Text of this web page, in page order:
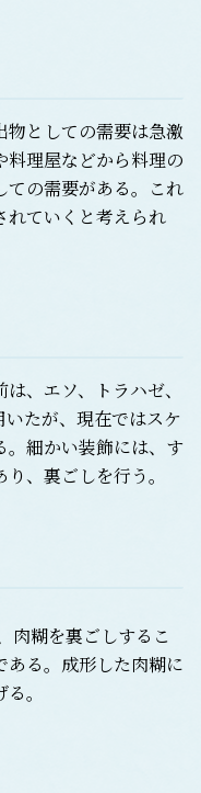
としての需要は急激
料理屋などから料理の
ての需要がある。これ
れていくと考えられ
、エソ、トラハゼ、
たが、現在ではスケ
。細かい装飾には、す
、裏ごしを行う。
肉糊を裏ごしするこ
ある。成形した肉糊に
。